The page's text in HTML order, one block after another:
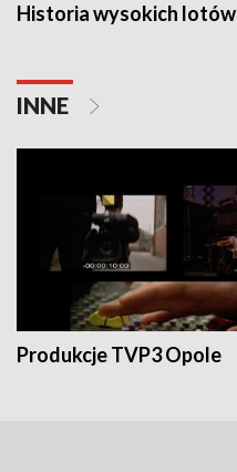
Historia wysokich lotów
INNE
Produkcje TVP3 Opole